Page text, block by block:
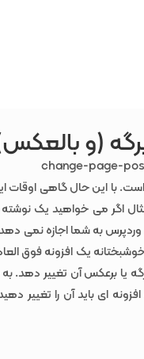
(و
با این حال گاهی اوقات
اگر می خواهید یک
به شما اجازه نمی دهد
یک افزونه فوق
یا برعکس آن تغییر دهد.
ای باید آن را تغییر